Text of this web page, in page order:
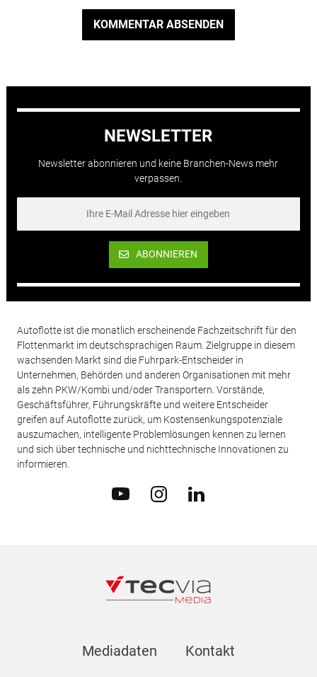
KOMMENTAR ABSENDEN
NEWSLETTER
Newsletter abonnieren und keine Branchen-News mehr
verpassen.
ABONNIEREN
Autoflotte ist die monatlich erscheinende Fachzeitschrift für den
Flottenmarkt im deutschsprachigen Raum. Zielgruppe in diesem
wachsenden Markt sind die Fuhrpark-Entscheider in
Unternehmen, Behörden und anderen Organisationen mit mehr
als zehn PKW/Kombi und/oder Transportern. Vorstände,
Geschäftsführer, Führungskräfte und weitere Entscheider
greifen auf Autoflotte zurück, um Kostensenkungspotenziale
auszumachen, intelligente Problemlösungen kennen zu lernen
und sich über technische und nichttechnische Innovationen zu
informieren.
Mediadaten Kontakt